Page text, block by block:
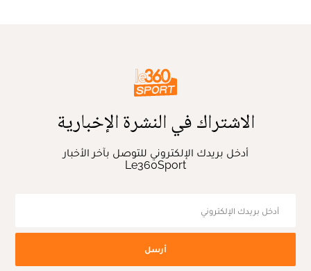
الاشتراك في النشرة الإخبارية
أدخل بريدك الإلكتروني للتوصل بآخر الأخبار
Le360Sport
أرسل